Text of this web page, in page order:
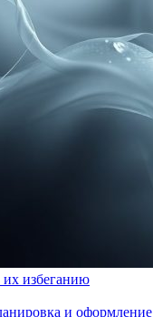
избеганию
и оформление